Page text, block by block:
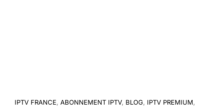
IPTV FRANCE, ABONNEMENT IPTV, BLOG, IPTV PREMIUM,